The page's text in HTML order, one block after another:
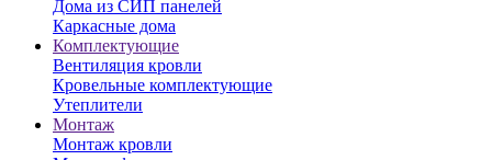
Дома из СИП панелей
Каркасные дома
Комплектующие
Вентиляция кровли
Кровельные комплектующие
Утеплители
Монтаж
Монтаж кровли